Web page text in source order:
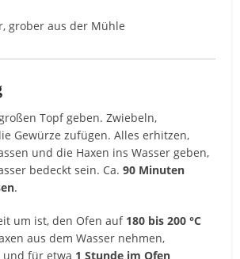
grober aus der Mühle
Topf geben. Zwiebeln,
Gewürze zufügen. Alles erhitzen,
und die Haxen ins Wasser geben,
bedeckt sein. Ca.90 Minuten
.
um ist, den Ofen auf 180 bis 200 °C
aus dem Wasser nehmen,
für etwa 1 Stunde im Ofen